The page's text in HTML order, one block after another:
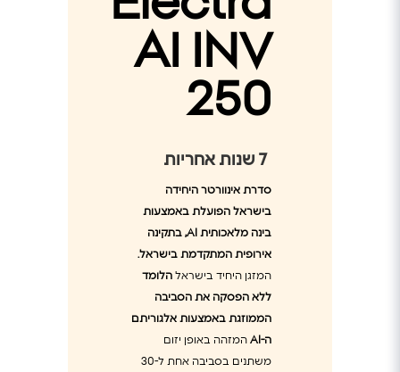
AI INV
250
7
סדרת אינוורטר היחידה
בישראל הפועלת באמצעות
בינה מלאכותית AI, בתקינה
אירופית המתקדמת בישראל.
המזגן היחיד בישראל הלומד
ללא הפסקה את הסביבה
הממוזגת באמצעות אלגוריתם
ה-AI
המזהה באופן יזום
משתנים בסביבה אחת ל-30